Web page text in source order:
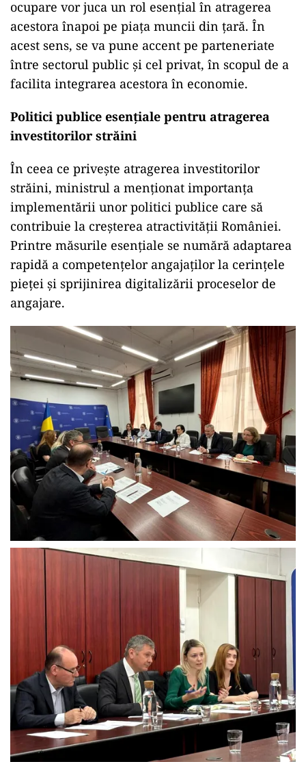
ocupare vor juca un rol esențial în atragerea
acestora înapoi pe piața muncii din țară. În
acest sens, se va pune accent pe parteneriate
între sectorul public și cel privat, în scopul de a
facilita integrarea acestora în economie.
Politici publice esențiale pentru atragerea
investitorilor străini
În ceea ce privește atragerea investitorilor
străini, ministrul a menționat importanța
implementării unor politici publice care să
contribuie la creșterea atractivității României.
Printre măsurile esențiale se numără adaptarea
rapidă a competențelor angajaților la cerințele
pieței și sprijinirea digitalizării proceselor de
angajare.